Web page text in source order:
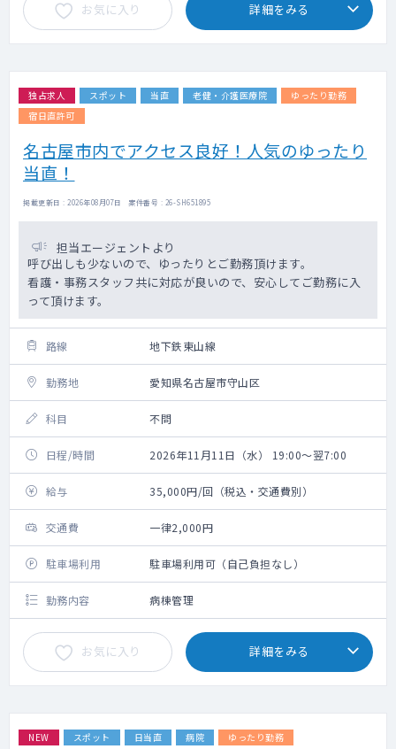
お気に入り 詳細をみる
独占求人 スポット 当直 老健・介護医療院
ゆったり勤務
宿日直許可
名古屋市内でアクセス良好！人気のゆったり
当直！
掲載更新日 : 2026年08月07日 案件番号 : 26-SH651895
担当エージェントより
呼び出しも少ないので、ゆったりとご勤務頂けます。
看護・事務スタッフ共に対応が良いので、安心してご勤務に入
って頂けます。
路線 地下鉄東山線
勤務地 愛知県名古屋市守山区
科目 不問
日程/時間 2026年11月11日（水） 19:00～翌7:00
給与 35,000円/回（税込・交通費別）
交通費 一律2,000円
駐車場利用 駐車場利用可（自己負担なし）
勤務内容 病棟管理
お気に入り 詳細をみる
NEW スポット 日当直 病院
ゆったり勤務